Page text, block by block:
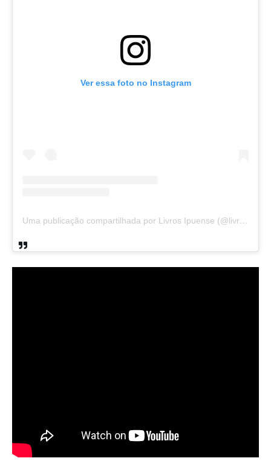
Ver essa foto no Instagram
Uma publicação compartilhada por Livros Ipuense (@livraria.papelaria_ipuense)